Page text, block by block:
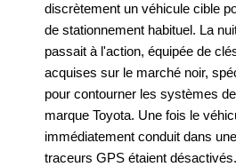
discrètement un véhicule cible
de stationnement habituel. La
passait à l'action, équipée de
acquises sur le marché noir,
pour contourner les systèmes
marque Toyota. Une fois le
immédiatement conduit dans
traceurs GPS étaient désactivés.